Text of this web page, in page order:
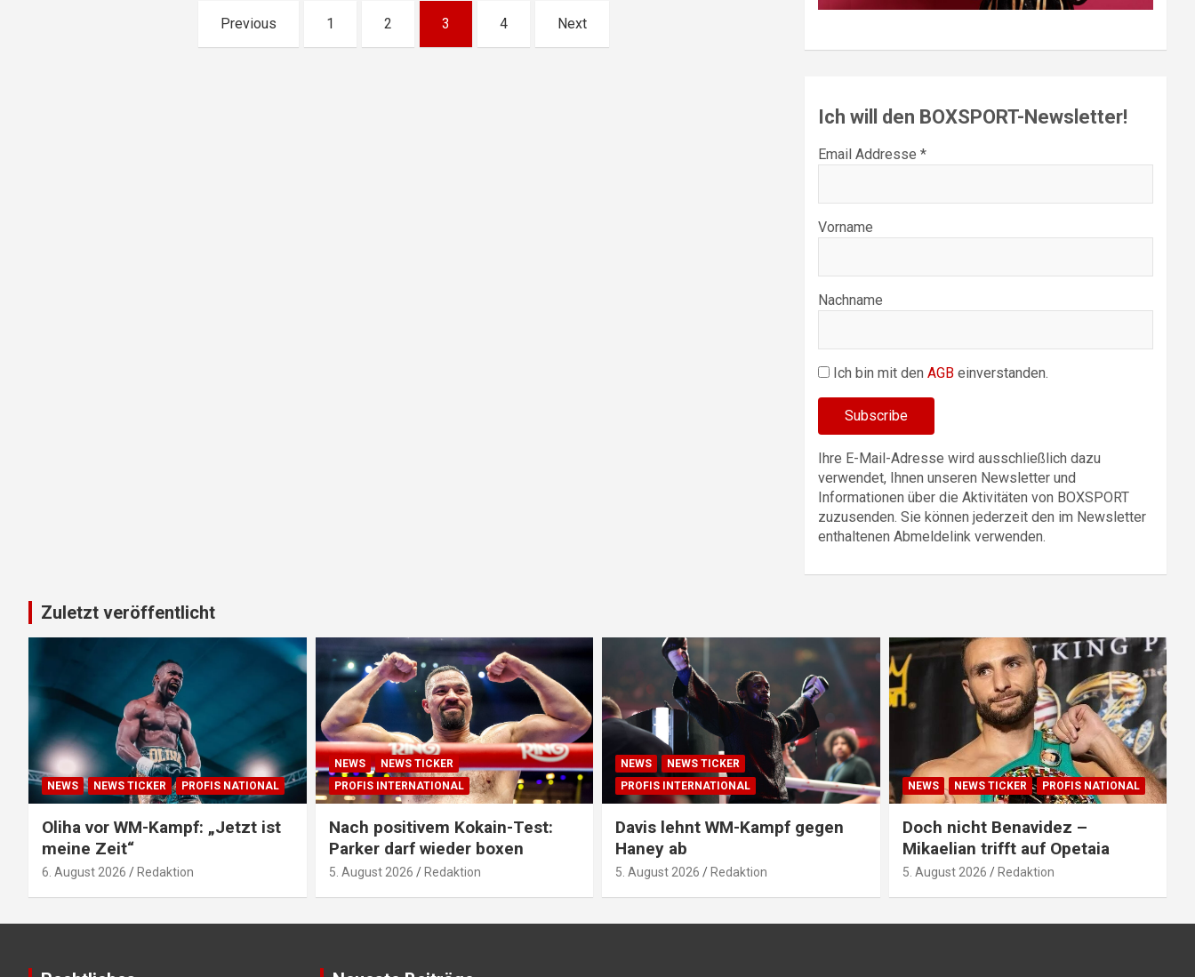
Seitennummerierung
Previous 1 2 3 4 Next
Ich will den BOXSPORT-Newsletter!
Email Addresse *
Vorname
Nachname
Ich bin mit denAGB einverstanden.
Ihre E-Mail-Adresse wird ausschließlich dazu
verwendet, Ihnen unseren Newsletter und
Informationen über die Aktivitäten von BOXSPORT
zuzusenden. Sie können jederzeit den im Newsletter
enthaltenen Abmeldelink verwenden.
Zuletzt veröffentlicht
NEWS NEWS TICKER PROFIS NATIONAL
Oliha vor WM-Kampf: „Jetzt ist
meine Zeit“
6. August 2026 Redaktion
NEWS
NEWS TICKER
PROFIS INTERNATIONAL
Nach positivem Kokain-Test:
Parker darf wieder boxen
5. August 2026 Redaktion
NEWS
NEWS TICKER
PROFIS INTERNATIONAL
Davis lehnt WM-Kampf gegen
Haney ab
5. August 2026 Redaktion
NEWS NEWS TICKER PROFIS NATIONAL
Doch nicht Benavidez –
Mikaelian trifft auf Opetaia
5. August 2026 Redaktion